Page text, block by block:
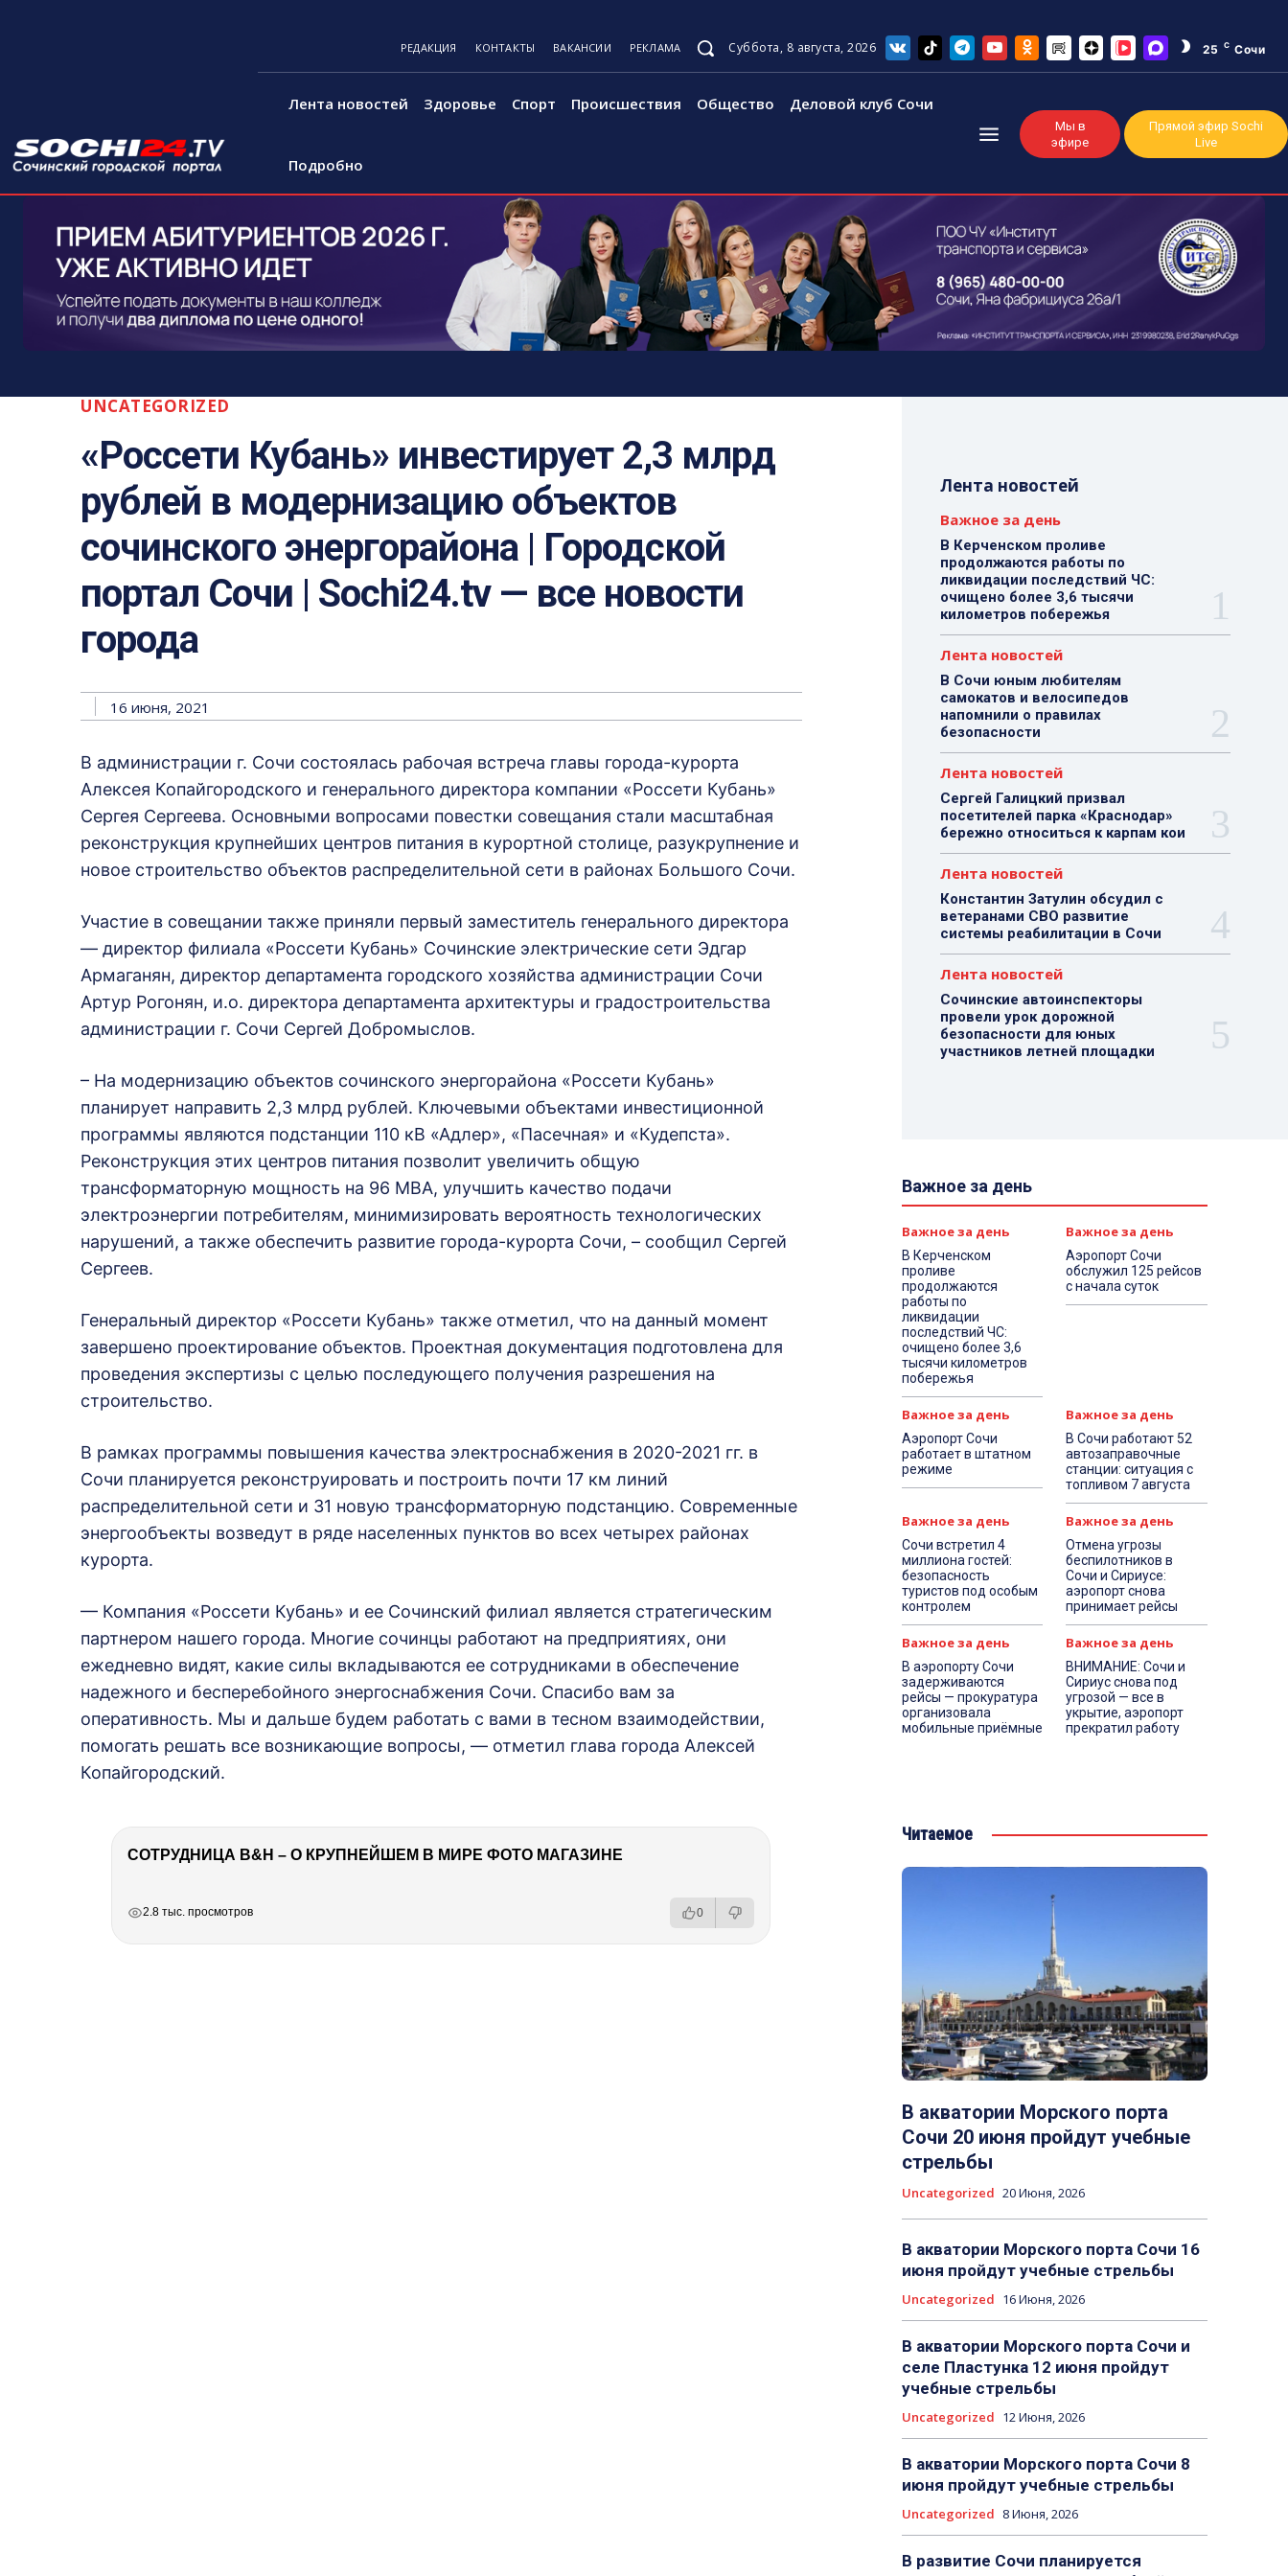
РЕДАКЦИЯ КОНТАКТЫ ВАКАНСИИ РЕКЛАМА Суббота, 8 августа, 2026 25 C Сочи
Лента новостей Здоровье Спорт Происшествия Общество Деловой клуб Сочи
Подробно
Мы в
эфире
Прямой эфир Sochi
Live
UNCATEGORIZED
«Россети Кубань» инвестирует 2,3 млрд
рублей в модернизацию объектов
сочинского энергорайона | Городской
портал Сочи | Sochi24.tv — все новости
города
16 июня, 2021
В администрации г. Сочи состоялась рабочая встреча главы города-курорта
Алексея Копайгородского и генерального директора компании «Россети Кубань»
Сергея Сергеева. Основными вопросами повестки совещания стали масштабная
реконструкция крупнейших центров питания в курортной столице, разукрупнение и
новое строительство объектов распределительной сети в районах Большого Сочи.
Участие в совещании также приняли первый заместитель генерального директора
— директор филиала «Россети Кубань» Сочинские электрические сети Эдгар
Армаганян, директор департамента городского хозяйства администрации Сочи
Артур Рогонян, и.о. директора департамента архитектуры и градостроительства
администрации г. Сочи Сергей Добромыслов.
– На модернизацию объектов сочинского энергорайона «Россети Кубань»
планирует направить 2,3 млрд рублей. Ключевыми объектами инвестиционной
программы являются подстанции 110 кВ «Адлер», «Пасечная» и «Кудепста».
Реконструкция этих центров питания позволит увеличить общую
трансформаторную мощность на 96 МВА, улучшить качество подачи
электроэнергии потребителям, минимизировать вероятность технологических
нарушений, а также обеспечить развитие города-курорта Сочи, – сообщил Сергей
Сергеев.
Генеральный директор «Россети Кубань» также отметил, что на данный момент
завершено проектирование объектов. Проектная документация подготовлена для
проведения экспертизы с целью последующего получения разрешения на
строительство.
В рамках программы повышения качества электроснабжения в 2020-2021 гг. в
Сочи планируется реконструировать и построить почти 17 км линий
распределительной сети и 31 новую трансформаторную подстанцию. Современные
энергообъекты возведут в ряде населенных пунктов во всех четырех районах
курорта.
— Компания «Россети Кубань» и ее Сочинский филиал является стратегическим
партнером нашего города. Многие сочинцы работают на предприятиях, они
ежедневно видят, какие силы вкладываются ее сотрудниками в обеспечение
надежного и бесперебойного энергоснабжения Сочи. Спасибо вам за
оперативность. Мы и дальше будем работать с вами в тесном взаимодействии,
помогать решать все возникающие вопросы, — отметил глава города Алексей
Копайгородский.
СОТРУДНИЦА B&H – О КРУПНЕЙШЕМ В МИРЕ ФОТО МАГАЗИНЕ
2.8 тыс. просмотров 0
Лента новостей
Важное за день
В Керченском проливе
продолжаются работы по
ликвидации последствий ЧС:
очищено более 3,6 тысячи
километров побережья
Лента новостей
В Сочи юным любителям
самокатов и велосипедов
напомнили о правилах
безопасности
Лента новостей
Сергей Галицкий призвал
посетителей парка «Краснодар»
бережно относиться к карпам кои
Лента новостей
Константин Затулин обсудил с
ветеранами СВО развитие
системы реабилитации в Сочи
Лента новостей
Сочинские автоинспекторы
провели урок дорожной
безопасности для юных
участников летней площадки
Важное за день
Важное за день
В Керченском
проливе
продолжаются
работы по
ликвидации
последствий ЧС:
очищено более 3,6
тысячи километров
побережья
Важное за день
Аэропорт Сочи
обслужил 125 рейсов
с начала суток
Важное за день
Аэропорт Сочи
работает в штатном
режиме
Важное за день
В Сочи работают 52
автозаправочные
станции: ситуация с
топливом 7 августа
Важное за день
Сочи встретил 4
миллиона гостей:
безопасность
туристов под особым
контролем
Важное за день
Отмена угрозы
беспилотников в
Сочи и Сириусе:
аэропорт снова
принимает рейсы
Важное за день
В аэропорту Сочи
задерживаются
рейсы — прокуратура
организовала
мобильные приёмные
Важное за день
ВНИМАНИЕ: Сочи и
Сириус снова под
угрозой — все в
укрытие, аэропорт
прекратил работу
Читаемое
В акватории Морского порта
Сочи 20 июня пройдут учебные
стрельбы
Uncategorized 20 Июня, 2026
В акватории Морского порта Сочи 16
июня пройдут учебные стрельбы
Uncategorized 16 Июня, 2026
В акватории Морского порта Сочи и
селе Пластунка 12 июня пройдут
учебные стрельбы
Uncategorized 12 Июня, 2026
В акватории Морского порта Сочи 8
июня пройдут учебные стрельбы
Uncategorized 8 Июня, 2026
В развитие Сочи планируется